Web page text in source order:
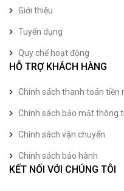
Giới thiệu
Tuyển dụng
Quy chế hoạt động
HỖ TRỢ KHÁCH HÀNG
Chính sách thanh toán tiền
Chính sách bảo mật thông
Chính sách vận chuyển
Chính sách bảo hành
KẾT NỐI VỚI CHÚNG TÔI